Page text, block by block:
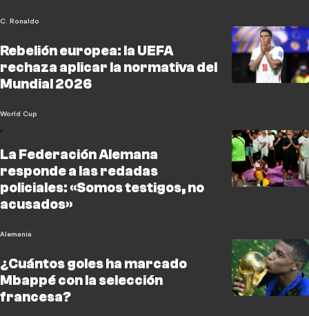
C. Ronaldo
Rebelión europea: la UEFA
rechaza aplicar la normativa del
Mundial 2026
World Cup
La Federación Alemana
responde a las redadas
policiales: «Somos testigos, no
acusados»
Alemania
¿Cuántos goles ha marcado
Mbappé con la selección
francesa?